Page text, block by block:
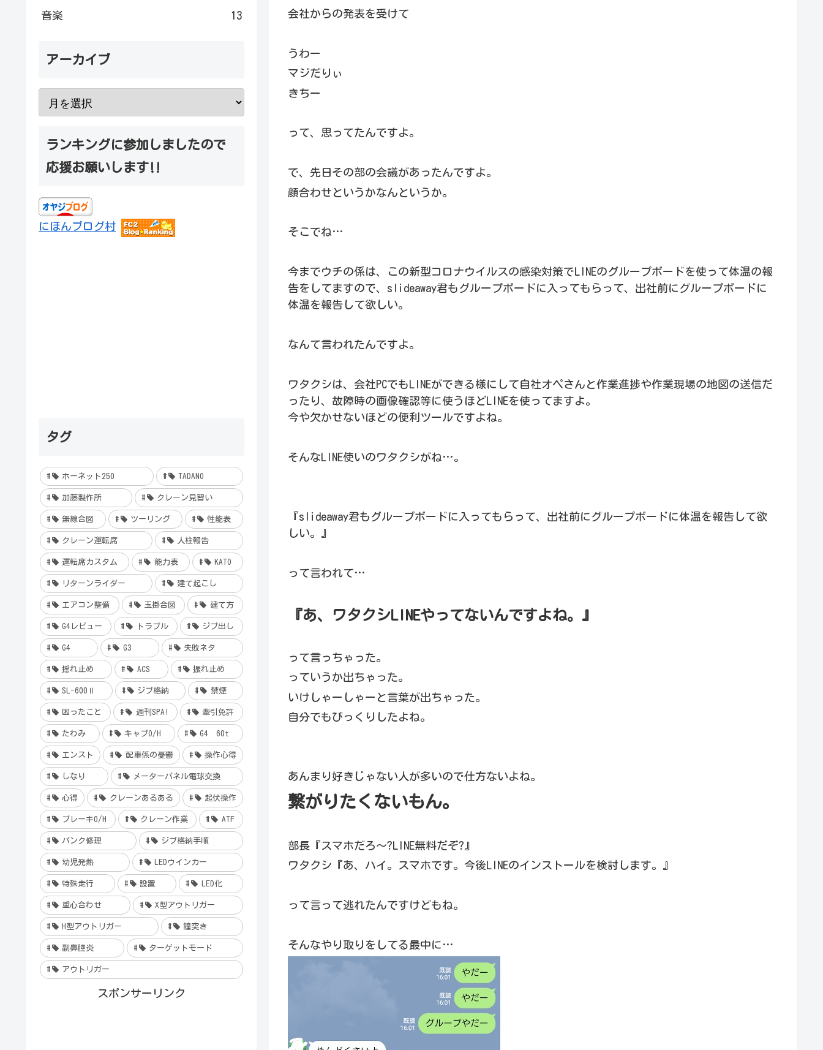
会社からの発表を受けて
うわー
マジだりぃ
きちー
って、思ってたんですよ。
で、先日その部の会議があったんですよ。
顔合わせというかなんというか。
そこでね…
今までウチの係は、この新型コロナウイルスの感染対策でLINEのグループボードを使って体温の報
告をしてますので、slideaway君もグループボードに入ってもらって、出社前にグループボードに
体温を報告して欲しい。
なんて言われたんですよ。
ワタクシは、会社PCでもLINEができる様にして自社オペさんと作業進捗や作業現場の地図の送信だ
ったり、故障時の画像確認等に使うほどLINEを使ってますよ。
今や欠かせないほどの便利ツールですよね。
そんなLINE使いのワタクシがね…。
『slideaway君もグループボードに入ってもらって、出社前にグループボードに体温を報告して欲
しい。』
って言われて…
『あ、ワタクシLINEやってないんですよね。』
って言っちゃった。
っていうか出ちゃった。
いけしゃーしゃーと言葉が出ちゃった。
自分でもびっくりしたよね。
あんまり好きじゃない人が多いので仕方ないよね。
繋がりたくないもん。
部長『スマホだろ～?LINE無料だぞ?』
ワタクシ『あ、ハイ。スマホです。今後LINEのインストールを検討します。』
って言って逃れたんですけどもね。
そんなやり取りをしてる最中に…
音楽 13
アーカイブ
ランキングに参加しましたので
応援お願いします‼
にほんブログ村
タグ
ホーネット250 TADANO
加藤製作所 クレーン見習い
無線合図 ツーリング 性能表
クレーン運転席 人柱報告
運転席カスタム 能力表 KATO
リターンライダー 建て起こし
エアコン整備 玉掛合図 建て方
G4レビュー トラブル ジブ出し
G4 G3 失敗ネタ
揺れ止め ACS 振れ止め
SL-600Ⅱ ジブ格納 禁煙
困ったこと 週刊SPA! 牽引免許
たわみ キャブO/H G4 60t
エンスト 配車係の憂鬱 操作心得
しなり メーターパネル電球交換
心得 クレーンあるある 起伏操作
ブレーキO/H クレーン作業 ATF
パンク修理 ジブ格納手順
幼児発熱 LEDウインカー
特殊走行 設置 LED化
重心合わせ X型アウトリガー
H型アウトリガー 鐘突き
副鼻腔炎 ターゲットモード
アウトリガー
スポンサーリンク